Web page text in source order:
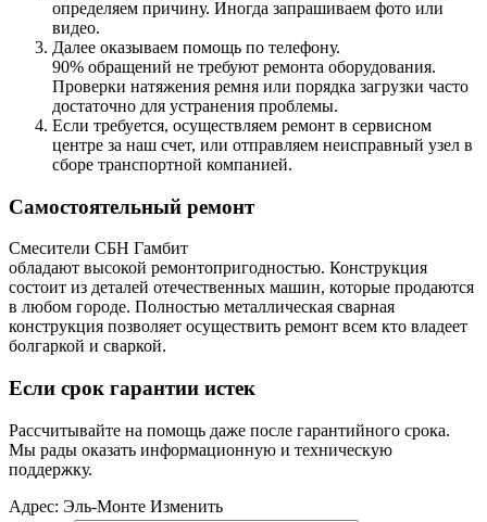
определяем причину. Иногда запрашиваем фото или
видео.
Далее оказываем помощь по телефону.
90% обращений не требуют ремонта оборудования.
Проверки натяжения ремня или порядка загрузки часто
достаточно для устранения проблемы.
Если требуется, осуществляем ремонт в сервисном
центре за наш счет, или отправляем неисправный узел в
сборе транспортной компанией.
Самостоятельный ремонт
Смесители СБН Гамбит
обладают высокой ремонтопригодностью. Конструкция
состоит из деталей отечественных машин, которые продаются
в любом городе. Полностью металлическая сварная
конструкция позволяет осуществить ремонт всем кто владеет
болгаркой и сваркой.
Если срок гарантии истек
Рассчитывайте на помощь даже после гарантийного срока.
Мы рады оказать информационную и техническую
поддержку.
Адрес: Эль-Монте Изменить